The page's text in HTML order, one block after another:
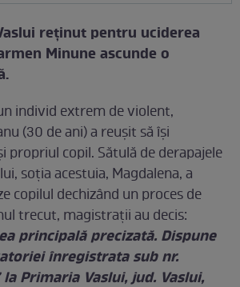
reţinut pentru uciderea
Minune ascunde o
individ extrem de violent,
(30 de ani) a reuşit să îşi
propriul copil. Sătulă de derapajele
soţia acestuia, Magdalena, a
copilul dechizând un proces de
trecut, magistraţii au decis:
principală precizată. Dispune
înregistrata sub nr.
Primaria Vaslui, jud. Vaslui,